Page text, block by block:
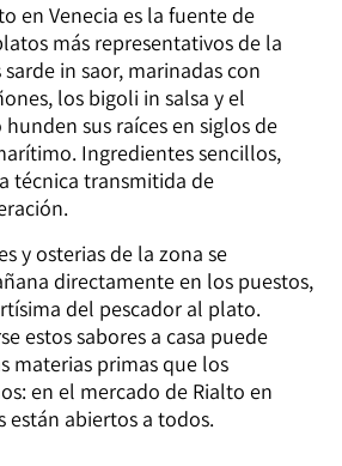
en Venecia es la fuente de
más representativos de la
in saor, marinadas con
los bigoli in salsa y el
sus raíces en siglos de
Ingredientes sencillos,
técnica transmitida de
y osterias de la zona se
directamente en los puestos,
del pescador al plato.
estos sabores a casa puede
materias primas que los
en el mercado de Rialto en
están abiertos a todos.